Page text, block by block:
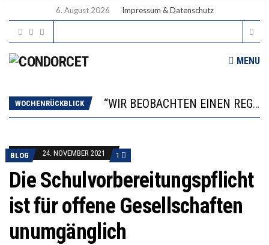
6. August 2026 Impressum & Datenschutz
MENU
WOCHENRÜCKBLICK
ICH WILL MEHR EVIDENZ UND WILL WISSEN, WAS ALL DIE INVESTITIONEN BRINGEN
DIE VERSTÄRKTE HARMONISIERUNG IM SCHULWESEN VERRINGERT DAS INNOVATIONSPOTENZIAL
2’529 UNTERSCHRIFTEN FÜR «KEINE DIGITALEN GERÄTE IN DEN ERSTEN VIER PRIMARSCHULJAHREN» EINGEREICHT
BLOG 24. NOVEMBER 2021 1
Die Schulvorbereitungspflicht
ist für offene Gesellschaften
unumgänglich